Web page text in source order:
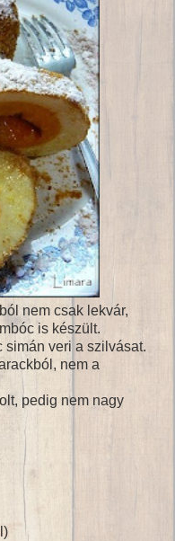
nem csak lekvár,
is készült.
simán veri a szilvásat.
nem a
pedig nem nagy